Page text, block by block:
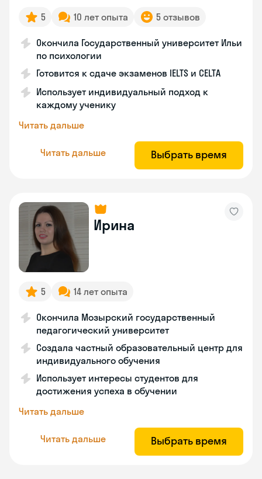
5 10 лет опыта 5 отзывов
Окончила Государственный университет Ильи
по психологии
Готовится к сдаче экзаменов IELTS и CELTA
Использует индивидуальный подход к
каждому ученику
Читать дальше
Читать дальше Выбрать время
Ирина
5 14 лет опыта
Окончила Мозырский государственный
педагогический университет
Создала частный образовательный центр для
индивидуального обучения
Использует интересы студентов для
достижения успеха в обучении
Читать дальше
Читать дальше Выбрать время